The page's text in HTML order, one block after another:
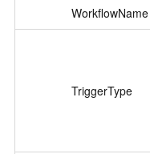
WorkflowName
TriggerType